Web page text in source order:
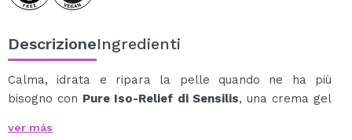
DescrizioneIngredienti
Calma, idrata e ripara la pelle quando ne ha più
bisogno con Pure Iso-Relief di Sensilis, una crema gel
pelli grasse disidratate o indebolite da trattamenti
ver más